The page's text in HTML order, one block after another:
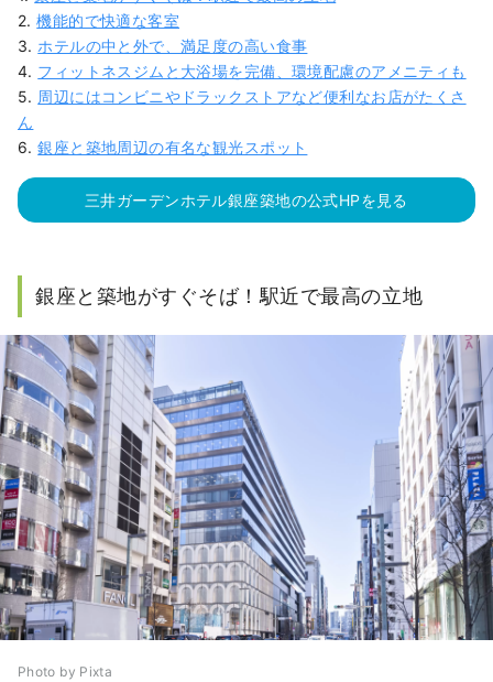
2.機能的で快適な客室
3. ホテルの中と外で、満足度の高い食事
4. フィットネスジムと大浴場を完備、環境配慮のアメニティも
5. 周辺にはコンビニやドラックストアなど便利なお店がたくさ
ん
6.銀座と築地周辺の有名な観光スポット
三井ガーデンホテル銀座築地の公式HPを見る
銀座と築地がすぐそば！駅近で最高の立地
Photo by Pixta